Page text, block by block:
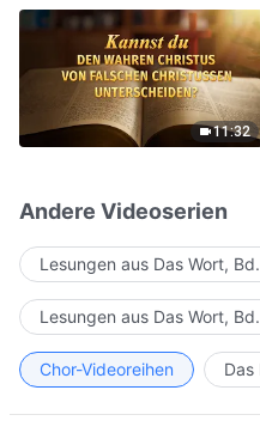
11:32
Andere Videoserien
Lesungen aus Das Wort,
Lesungen aus Das Wort,
Chor-Videoreihen Das